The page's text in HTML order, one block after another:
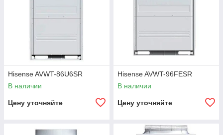
Hisense AVWT-86U6SR
В наличии
Цену уточняйте
Hisense AVWT-96FESR
В наличии
Цену уточняйте